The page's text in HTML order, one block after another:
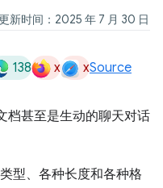
新时间：2025 年 7 月 30 日
138 x xSource
档甚至是生动的聊天对话
型、各种长度和各种格